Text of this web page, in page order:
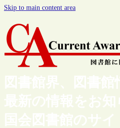
Skip to main content area
図書館界、図書
最新の情報をお
国会図書館のサイ